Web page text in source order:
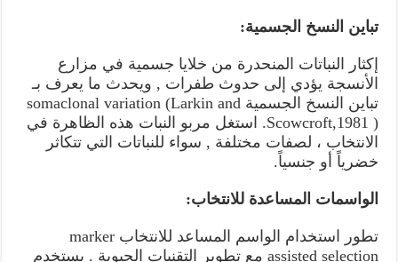
تباين النسخ الجسمية:
إكثار النباتات المنحدرة من خلايا جسمية في مزارع
الأنسجة يؤدي إلى حدوث طفرات , ويحدث ما يعرف بـ
تباين النسخ الجسمية somaclonal variation (Larkin and
Scowcroft,1981 ). استغل مربو النبات هذه الظاهرة في
الانتخاب ، لصفات مختلفة , سواء للنباتات التي تتكاثر
خضرياً أو جنسياً.
الواسمات المساعدة للانتخاب:
تطور استخدام الواسم المساعد للانتخاب marker
assisted selection مع تطوير التقنيات الحيوية . يستخدم